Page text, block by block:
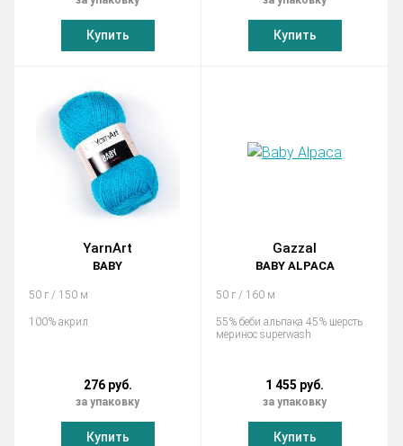
Купить Купить
YarnArt
BABY
50 г / 150 м
100% акрил
276 руб.
за упаковку
Купить
Gazzal
BABY ALPACA
50 г / 160 м
55% беби альпака 45% шерсть
меринос superwash
1 455 руб.
за упаковку
Купить